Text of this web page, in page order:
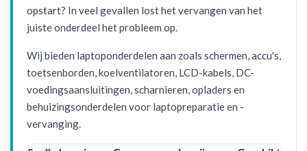
opstart? In veel gevallen lost het vervangen van het
juiste onderdeel het probleem op.
Wij bieden laptoponderdelen aan zoals schermen, accu's,
toetsenborden, koelventilatoren, LCD-kabels, DC-
voedingsaansluitingen, scharnieren, opladers en
behuizingsonderdelen voor laptopreparatie en -
vervanging.